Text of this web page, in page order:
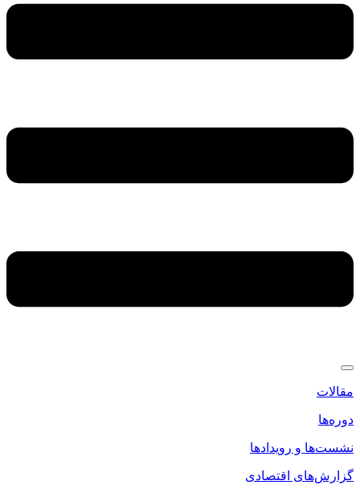
مقالات
دوره‌ها
نشست‌ها و رویدادها
گزارش‌های اقتصادی